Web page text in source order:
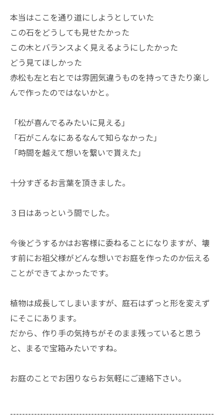
本当はここを通り道にしようとしていた
この石をどうしても見せたかった
この木とバランスよく見えるようにしたかった
どう見てほしかった
赤松も左と右とでは雰囲気違うものを持ってきたり楽し
んで作ったのではないかと。
「松が喜んでるみたいに見える」
「石がこんなにあるなんて知らなかった」
「時間を越えて想いを繋いで貰えた」
十分すぎるお言葉を頂きました。
３日はあっという間でした。
今後どうするかはお客様に委ねることになりますが、壊
す前にお祖父様がどんな想いでお庭を作ったのか伝える
ことができてよかったです。
植物は成長してしまいますが、庭石はずっと形を変えず
にそこにあります。
だから、作り手の気持ちがそのまま残っていると思う
と、まるで宝箱みたいですね。
お庭のことでお困りならお気軽にご連絡下さい。